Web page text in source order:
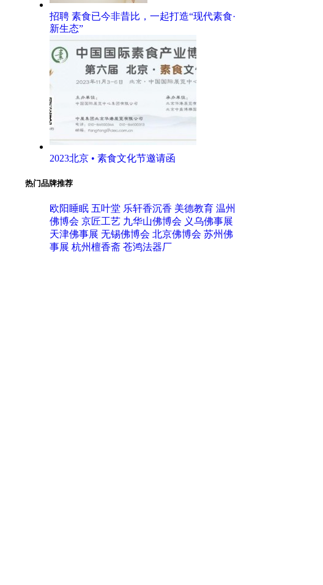
招聘 素食已今非昔比，一起打造“现代素食·
新生态”
2023北京 • 素食文化节邀请函
热门品牌推荐
欧阳睡眠 五叶堂 乐轩香沉香 美德教育 温州
佛博会 京匠工艺 九华山佛博会 义乌佛事展
天津佛事展 无锡佛博会 北京佛博会 苏州佛
事展 杭州檀香斋 苍鸿法器厂